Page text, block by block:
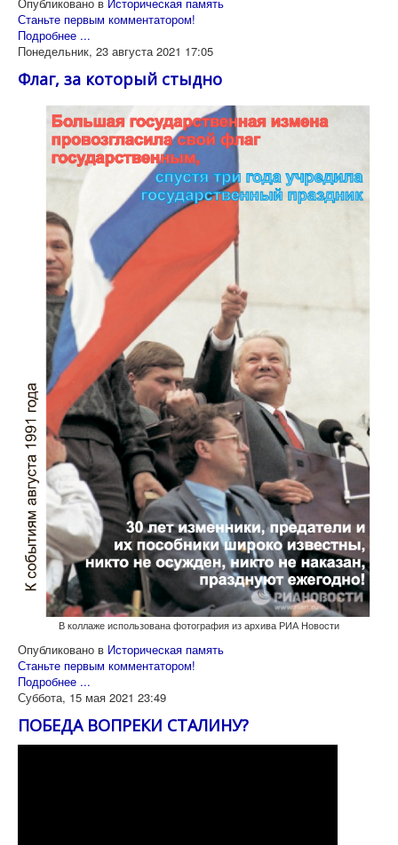
Станьте первым комментатором!
Подробнее ...
Понедельник, 23 августа 2021 17:05
Флаг, за который стыдно
В коллаже использована фотография из архива РИА Новости
Опубликовано в Историческая память
Станьте первым комментатором!
Подробнее ...
Суббота, 15 мая 2021 23:49
ПОБЕДА ВОПРЕКИ СТАЛИНУ?